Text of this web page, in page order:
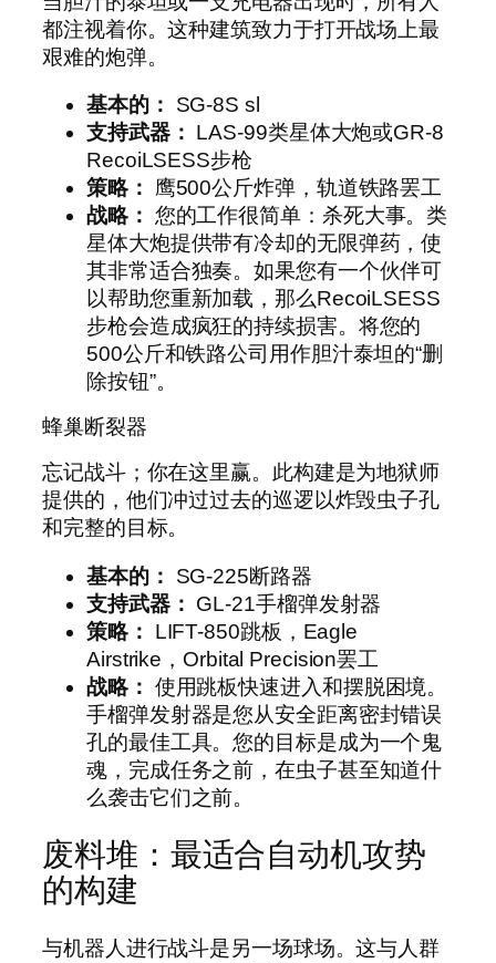
都注视着你。这种建筑致力于打开战场上最
艰难的炮弹。
基本的：
SG-8S sl
支持武器： LAS-99类星体大炮或GR-8
RecoiLSESS步枪
策略：
鹰500公斤炸弹，轨道铁路罢工
战略： 您的工作很简单：杀死大事。类
星体大炮提供带有冷却的无限弹药，使
其非常适合独奏。如果您有一个伙伴可
以帮助您重新加载，那么RecoiLSESS
步枪会造成疯狂的持续损害。将您的
500公斤和铁路公司用作胆汁泰坦的“删
除按钮”。
蜂巢断裂器
忘记战斗；你在这里赢。此构建是为地狱师
提供的，他们冲过过去的巡逻以炸毁虫子孔
和完整的目标。
基本的：
SG-225断路器
支持武器： GL-21手榴弹发射器
策略：
LIFT-850跳板，Eagle
Airstrike，Orbital Precision罢工
战略： 使用跳板快速进入和摆脱困境。
手榴弹发射器是您从安全距离密封错误
孔的最佳工具。您的目标是成为一个鬼
魂，完成任务之前，在虫子甚至知道什
么袭击它们之前。
废料堆：最适合自动机攻势
的构建
与机器人进行战斗是另一场球场。这与人群